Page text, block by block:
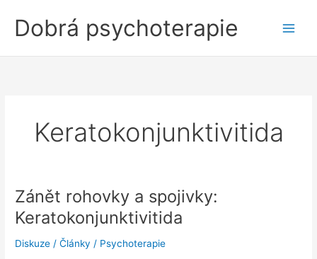
obsahDobrá psychoterapie
Keratokonjunktivitida
Zánět rohovky a spojivky:
Keratokonjunktivitida
Diskuze /Články / Psychoterapie